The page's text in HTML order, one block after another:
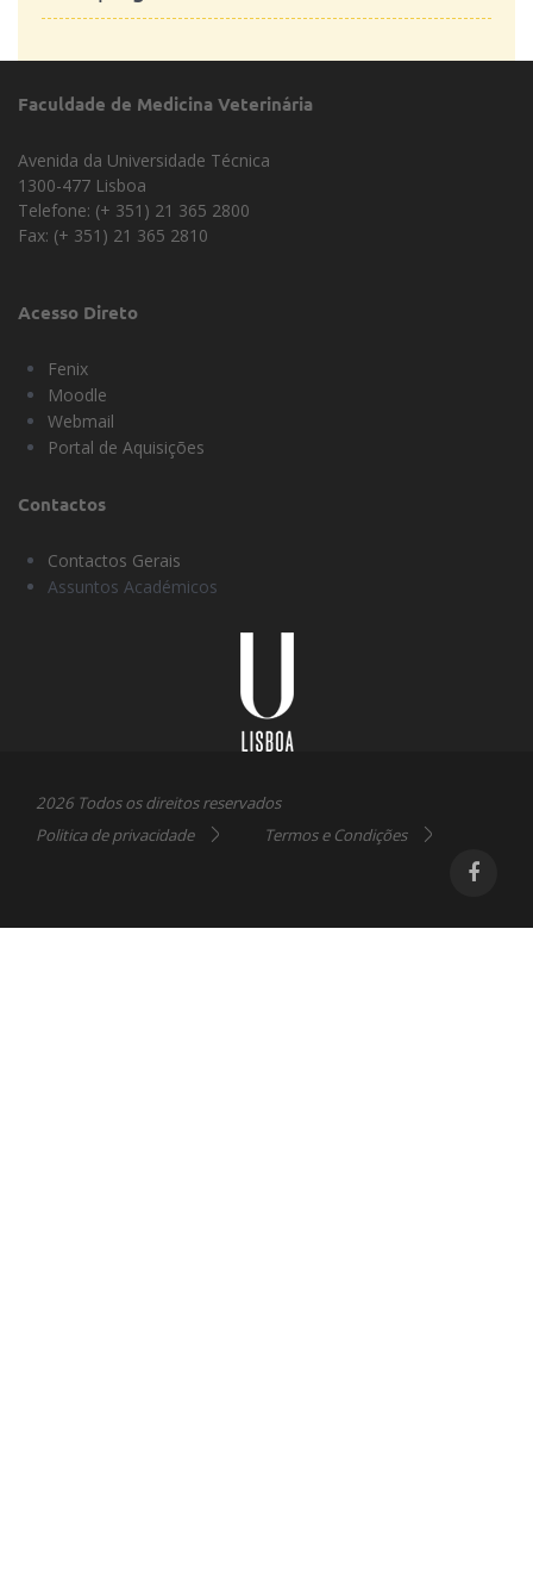
Faculdade de Medicina Veterinária
Avenida da Universidade Técnica
1300-477 Lisboa
Telefone: (+ 351) 21 365 2800
Fax: (+ 351) 21 365 2810
Acesso Direto
Fenix
Moodle
Webmail
Portal de Aquisições
Contactos
Contactos Gerais
Assuntos Académicos
2026 Todos os direitos reservados
Politica de privacidade
Termos e Condições